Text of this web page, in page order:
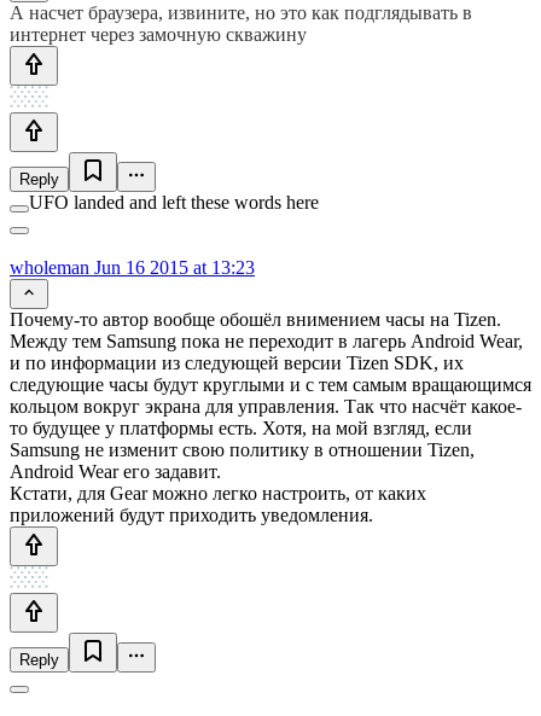
А насчет браузера, извините, но это как подглядывать в
интернет через замочную скважину
Reply
UFO landed and left these words here
wholeman Jun 16 2015 at 13:23
Почему-то автор вообще обошёл внимением часы на Tizen.
Между тем Samsung пока не переходит в лагерь Android Wear,
и по информации из следующей версии Tizen SDK, их
следующие часы будут круглыми и с тем самым вращающимся
кольцом вокруг экрана для управления. Так что насчёт какое-
то будущее у платформы есть. Хотя, на мой взгляд, если
Samsung не изменит свою политику в отношении Tizen,
Android Wear его задавит.
Кстати, для Gear можно легко настроить, от каких
приложений будут приходить уведомления.
Reply